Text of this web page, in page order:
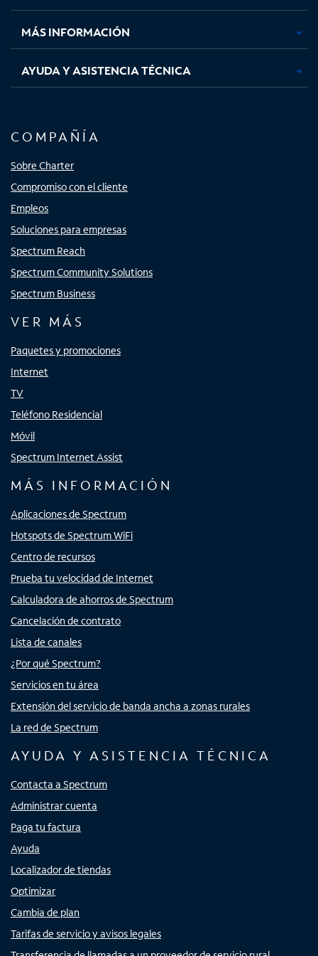
nuevanuevanuevanueva
MÁS INFORMACIÓN
AYUDA Y ASISTENCIA TÉCNICA
COMPAÑÍA
Sobre Charter
Compromiso con el cliente
Empleos
Soluciones para empresas
Spectrum Reach
Spectrum Community Solutions
Spectrum Business
VER MÁS
Paquetes y promociones
Internet
TV
Teléfono Residencial
Móvil
Spectrum Internet Assist
MÁS INFORMACIÓN
Aplicaciones de Spectrum
Hotspots de Spectrum WiFi
Centro de recursos
Prueba tu velocidad de Internet
Calculadora de ahorros de Spectrum
Cancelación de contrato
Lista de canales
¿Por qué Spectrum?
Servicios en tu área
Extensión del servicio de banda ancha a zonas rurales
La red de Spectrum
AYUDA Y ASISTENCIA TÉCNICA
Contacta a Spectrum
Administrar cuenta
Paga tu factura
Ayuda
Localizador de tiendas
Optimizar
Cambia de plan
Tarifas de servicio y avisos legales